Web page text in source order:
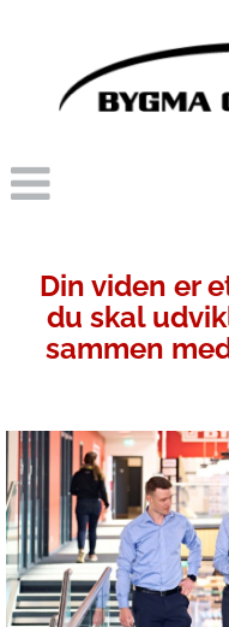
Din viden er
du skal
sammen